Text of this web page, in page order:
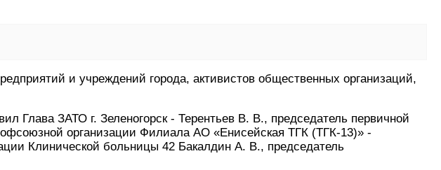
и учреждений города, активистов общественных организаций,
Глава ЗАТО г. Зеленогорск - Терентьев В. В., председатель первичной
организации Филиала АО «Енисейская ТГК (ТГК-13)» -
Клинической больницы 42 Бакалдин А. В., председатель